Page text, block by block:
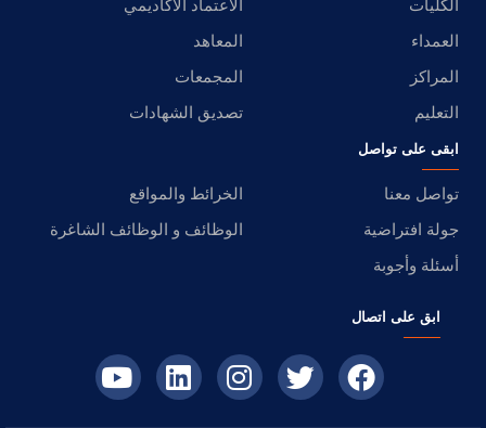
الكليات
الاعتماد الاكاديمي
العمداء
المعاهد
المراكز
المجمعات
التعليم
تصديق الشهادات
ابقى على تواصل
تواصل معنا
الخرائط والمواقع
جولة افتراضية
الوظائف و الوظائف الشاغرة
أسئلة وأجوبة
ابق على اتصال